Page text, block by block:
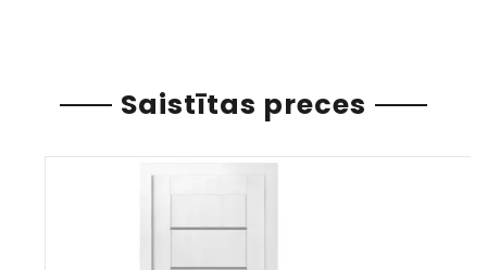
Saistītas preces